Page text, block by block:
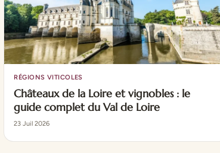
RÉGIONS VITICOLES
Châteaux de la Loire et vignobles : le
guide complet du Val de Loire
23 Juil 2026